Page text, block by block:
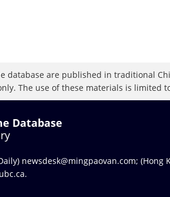
database are published in traditional
The use of these materials is limited
Database
newsdesk@mingpaovan.com; (Hong
.